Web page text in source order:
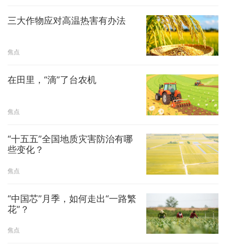
三大作物应对高温热害有办法
焦点
在田里，“滴”了台农机
焦点
“十五五”全国地质灾害防治有哪
些变化？
焦点
“中国芯”月季，如何走出“一路繁
花”？
焦点